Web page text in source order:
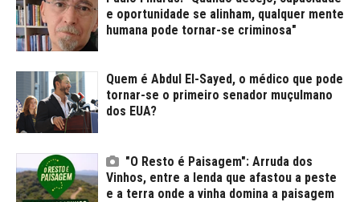
e oportunidade se alinham, qualquer mente
humana pode tornar-se criminosa"
Quem é Abdul El-Sayed, o médico que pode
tornar-se o primeiro senador muçulmano
dos EUA?
"O Resto é Paisagem": Arruda dos
Vinhos, entre a lenda que afastou a peste
e a terra onde a vinha domina a paisagem